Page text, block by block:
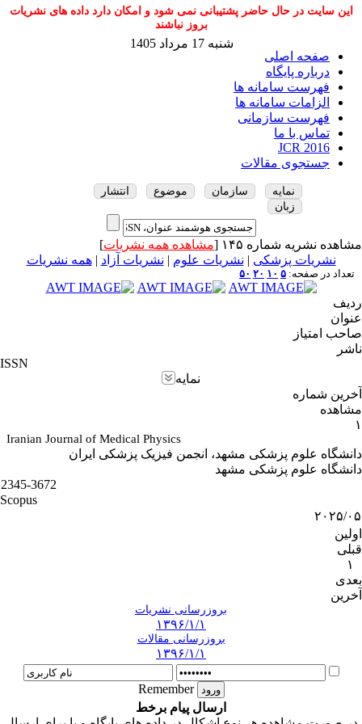
این سایت در حال حاضر پشتیبانی نمی شود و امکان دارد داده های نشریات
بروز نباشند
صفحه اصلی
درباره پایگاه
فهرست سامانه ها
الزامات سامانه ها
فهرست سازمانی
تماس با ما
JCR 2016
جستجوی مقالات
شنبه 17 مرداد 1405
نمایه سازمان موضوع
انتشار
زبان
مشاهده نشریه شماره ۱۴۵ [ مشاهده همه نشریات]
نشریات پزشکی | نشریات علوم | نشریات آزاد |همه نشریات
تعداد در صفحه: ۵ ۱۰ ۲۰ ۵۰
ردیف
عنوان
صاحب امتیاز
ناشر
ISSN
نمایه
آخرین شماره
مشاهده
۱
Iranian Journal of Medical Physics
دانشگاه علوم پزشکی مشهد، انجمن فیزیک پزشکی ایران
دانشگاه علوم پزشکی مشهد
2345-3672
Scopus
۲۰۲۵/۰۵
اولین
قبلی
۱
بعدی
آخرین
بروزرسانی نشریات
۱۳۹۶/۱/۱
بروزرسانی مقالات
۱۳۹۶/۱/۱
Remember
ارسال پیام برخط